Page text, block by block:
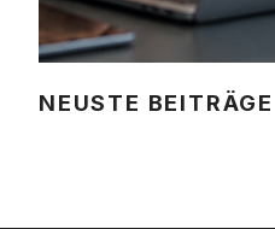
NEUSTE BEITRÄGE